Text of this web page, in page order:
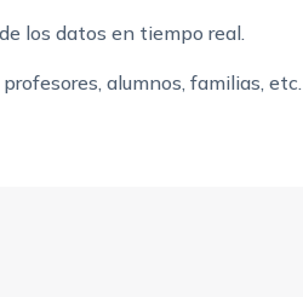
los datos en tiempo real.
profesores, alumnos, familias, etc.